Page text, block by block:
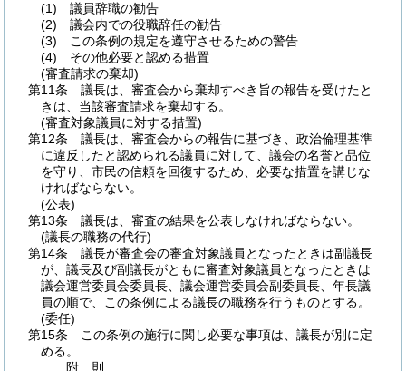
(1)
議員辞職の勧告
(2)
議会内での役職辞任の勧告
(3)
この条例の規定を遵守させるための警告
(4)
その他必要と認める措置
(審査請求の棄却)
第11条
議長は、審査会から棄却すべき旨の報告を受けたと
きは、当該審査請求を棄却する。
(審査対象議員に対する措置)
第12条
議長は、審査会からの報告に基づき、政治倫理基準
に違反したと認められる議員に対して、議会の名誉と品位
を守り、市民の信頼を回復するため、必要な措置を講じな
ければならない。
(公表)
第13条
議長は、審査の結果を公表しなければならない。
(議長の職務の代行)
第14条
議長が審査会の審査対象議員となったときは副議長
が、議長及び副議長がともに審査対象議員となったときは
議会運営委員会委員長、議会運営委員会副委員長、年長議
員の順で、この条例による議長の職務を行うものとする。
(委任)
第15条
この条例の施行に関し必要な事項は、議長が別に定
める。
附 則